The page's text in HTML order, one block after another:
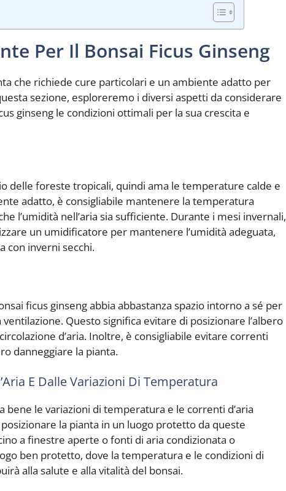
Per Il Bonsai Ficus Ginseng
che richiede cure particolari e un ambiente adatto per
sezione, esploreremo i diversi aspetti da considerare
ginseng le condizioni ottimali per la sua crescita e
delle foreste tropicali, quindi ama le temperature calde e
adatto, è consigliabile mantenere la temperatura
l’umidità nell’aria sia sufficiente. Durante i mesi invernali,
un umidificatore per mantenere l’umidità adeguata,
con inverni secchi.
ficus ginseng abbia abbastanza spazio intorno a sé per
Questo significa evitare di posizionare l’albero
d’aria. Inoltre, è consigliabile evitare correnti
danneggiare la pianta.
E Dalle Variazioni Di Temperatura
bene le variazioni di temperatura e le correnti d’aria
la pianta in un luogo protetto da queste
a finestre aperte o fonti di aria condizionata o
ben protetto, dove la temperatura e le condizioni di
alla salute e alla vitalità del bonsai.